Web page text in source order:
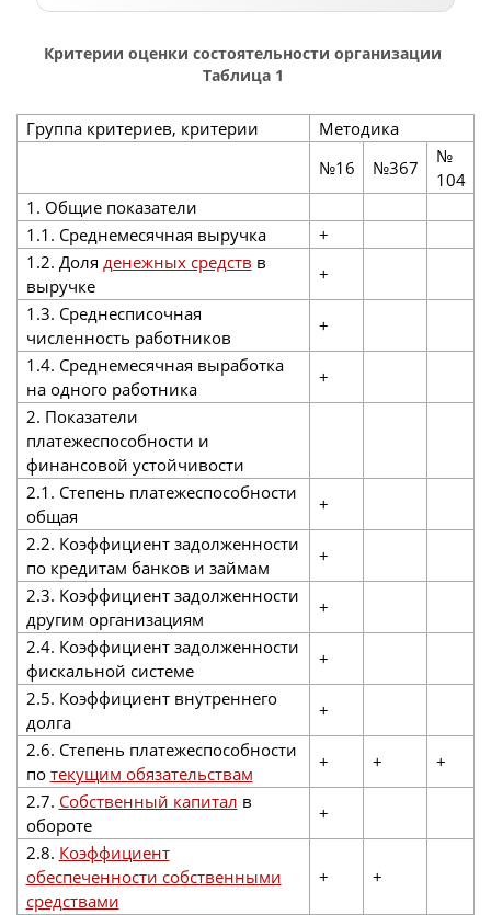
Критерии оценки состоятельности организации
Таблица 1
Группа критериев, критерии
Методика
№16
№367
№
104
1. Общие показатели
1.1. Среднемесячная выручка
+
1.2. Доля денежных средств в
выручке
+
1.3. Среднесписочная
численность работников
+
1.4. Среднемесячная выработка
на одного работника
+
2. Показатели
платежеспособности и
финансовой устойчивости
2.1. Степень платежеспособности
общая
+
2.2. Коэффициент задолженности
по кредитам банков и займам
+
2.3. Коэффициент задолженности
другим организациям
+
2.4. Коэффициент задолженности
фискальной системе
+
2.5. Коэффициент внутреннего
долга
+
2.6. Степень платежеспособности
по текущим обязательствам
+ +
+
2.7. Собственный капитал в
обороте
+
2.8. Коэффициент
обеспеченности собственными
средствами
+ +